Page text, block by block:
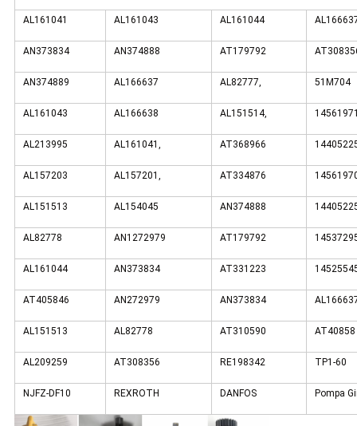
AL161041 AL161043 AL161044
AN373834 AN374888 AT179792
AN374889 AL166637 AL82777, 51M704
AL161043 AL166638 AL151514,
AL213995 AL161041, AT368966
AL157203 AL157201, AT334876
AL151513 AL154045 AN374888
AL82778 AN1272979 AT179792
AL161044 AN373834 AT331223
AT405846 AN272979 AN373834
AL151513 AL82778 AT310590 AT40858
AL209259 AT308356 RE198342 TP1-60
NJFZ-DF10 REXROTH DANFOS Pompa